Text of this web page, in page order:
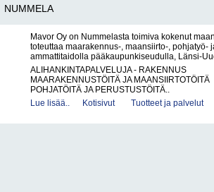
NUMMELA
Mavor Oy on Nummelasta toimiva kokenut
toteuttaa maarakennus-, maansiirto-, pohjatyö-
ammattitaidolla pääkaupunkiseudulla, Länsi-
ALIHANKINTAPALVELUJA - RAKENNUS
MAARAKENNUSTÖITÄ JA MAANSIIRTOTÖITÄ
POHJATÖITÄ JA PERUSTUSTÖITÄ..
Lue lisää..
Kotisivut Tuotteet ja palvelut